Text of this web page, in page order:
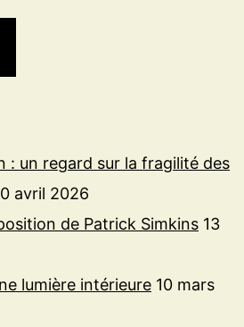
: un regard sur la fragilité des
avril 2026
de Patrick Simkins 13
lumière intérieure 10 mars